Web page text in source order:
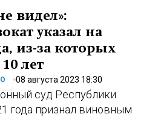
видел»:
указал на
из-за которых
лет
08 августа 2023 18:30
суд Республики
года признал виновным